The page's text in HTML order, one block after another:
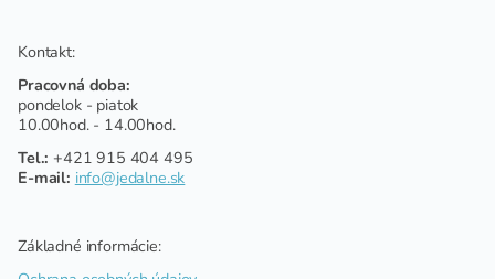
Kontakt:
Pracovná doba:
pondelok - piatok
10.00hod. - 14.00hod.
Tel.: +421 915 404 495
E-mail: info@jedalne.sk
Základné informácie: